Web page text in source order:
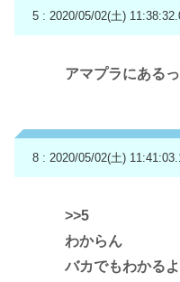
5 : 2020/05/02(土)
アマプラにある
8 : 2020/05/02(土)
>>5
わからん
バカでもわかる